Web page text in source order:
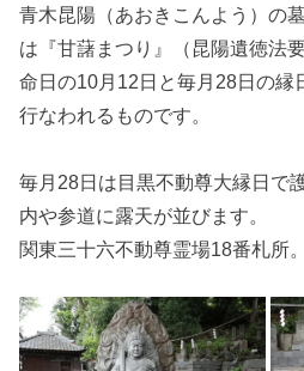
青木昆陽（あおきこんよう）の
は『甘藷まつり』（昆陽遺徳法
命日の10月12日と毎月28日の縁
行なわれるものです。
毎月28日は目黒不動尊大縁日で
内や参道に露天が並びます。
関東三十六不動尊霊場18番札所。